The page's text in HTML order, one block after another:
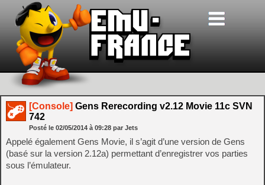
[Console] Gens Rerecording v2.12 Movie 11c SVN
742
Posté le 02/05/2014 à 09:28 par Jets
Appelé également Gens Movie, il s’agit d’une version de Gens
(basé sur la version 2.12a) permettant d’enregistrer vos parties
sous l’émulateur.